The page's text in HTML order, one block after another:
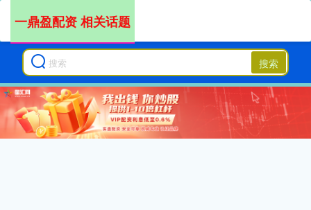
搜索
一鼎盈配资 相关话题